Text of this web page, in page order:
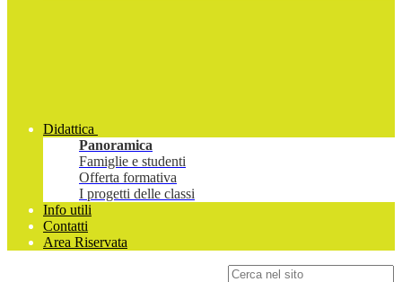
Didattica
Panoramica
Famiglie e studenti
Offerta formativa
I progetti delle classi
Info utili
Contatti
Area Riservata